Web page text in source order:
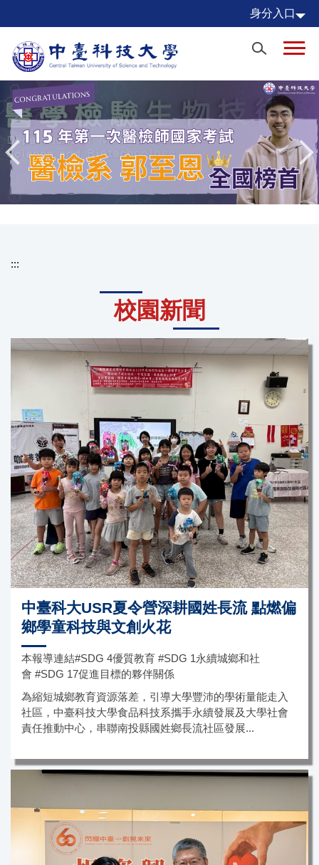
到
要
容
區
身分入口
:::
校園新聞
中臺科大USR夏令營深耕國姓長流 點燃偏
鄉學童科技與文創火花
本報導連結#SDG 4優質教育 #SDG 1永續城鄉和社
會 #SDG 17促進目標的夥伴關係
為縮短城鄉教育資源落差，引導大學豐沛的學術量能走入
社區，中臺科技大學食品科技系攜手永續發展及大學社會
責任推動中心，串聯南投縣國姓鄉長流社區發展...